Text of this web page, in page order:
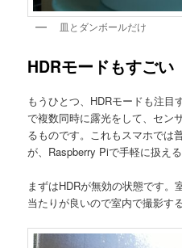
皿とダンボールだけ
HDRモードもすごい
もうひとつ、HDRモードも注目
で複数同時に露光をして、セン
るものです。これもスマホでは
が、Raspberry Piで手軽に扱え
まずはHDRが無効の状態です。
当たりが良いので室内で撮影す